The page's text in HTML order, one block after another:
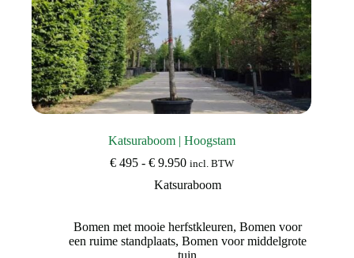
Katsuraboom | Hoogstam
€495 - €9.950Prijsklasse:
tot
incl. BTW
Katsuraboom
Bomen met mooie herfstkleuren, Bomen voor
een ruime standplaats, Bomen voor middelgrote
tuin